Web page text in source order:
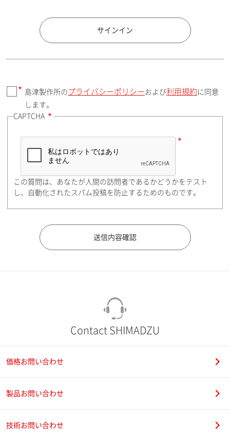
国 / エリア
郵便番号（勤務先）
住所検索
都道府県（勤務先）
サインイン
島津製作所の プライバシーポリシー および利用規約 に同意
します。
CAPTCHA
この質問は、あなたが人間の訪問者であるかどうかをテスト
し、自動化されたスパム投稿を防止するためのものです。
Contact SHIMADZU
価格お問い合わせ
製品お問い合わせ
技術お問い合わせ